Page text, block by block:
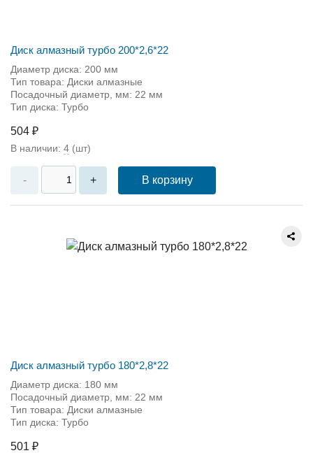
Диск алмазный турбо 200*2,6*22
Диаметр диска: 200 мм
Тип товара: Диски алмазные
Посадочный диаметр, мм: 22 мм
Тип диска: Турбо
504 ₽
В наличии: 4 (шт)
- + В корзину
Диск алмазный турбо 180*2,8*22
Диаметр диска: 180 мм
Посадочный диаметр, мм: 22 мм
Тип товара: Диски алмазные
Тип диска: Турбо
501 ₽